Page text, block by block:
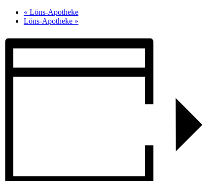
« Löns-Apotheke
Löns-Apotheke »